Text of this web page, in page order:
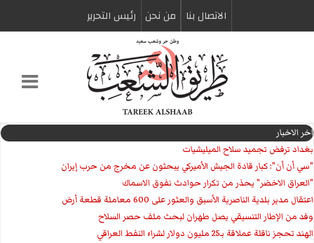
الاتصال بنا من نحن رئیس التحریر
اخر الاخبار
بغداد ترفض تجميد سلاح الميليشيات
"سي أن أن": كبار قادة الجيش الأميركي يبحثون عن مخرج من حرب إيران
"العراق الاخضر" يحذر من تكرار حوادث نفوق الاسماك
اعتقال مدير بلدية الناصرية الأسبق والعثور على 600 معاملة قطعة أرض
وفد من الإطار التنسيقي يصل طهران لبحث ملف حصر السلاح
الهند تحجز ناقلة عملاقة بـ25 مليون دولار لشراء النفط العراقي